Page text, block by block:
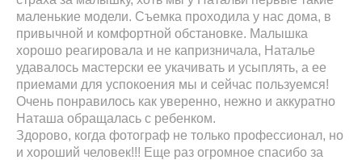
маленькие модели. Съемка проходила у нас дома, в
привычной и комфортной обстановке. Малышка
хорошо реагировала и не капризничала, Наталье
удавалось мастерски ее укачивать и усыплять, а ее
приемами для успокоения мы и сейчас пользуемся!
Очень понравилось как уверенно, нежно и аккуратно
Наташа обращалась с ребенком.
Здорово, когда фотограф не только профессионал, но
и хороший человек!!! Еще раз огромное спасибо за